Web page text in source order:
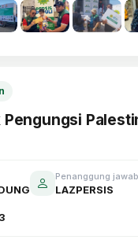
Penanggung jawab
LAZPERSIS